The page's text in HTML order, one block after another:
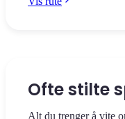
Ofte stilte
Alt du trenger å vite